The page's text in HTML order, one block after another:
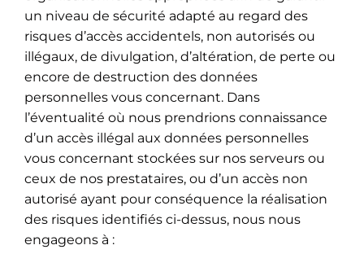
un niveau de sécurité adapté au regard des
risques d’accès accidentels, non autorisés ou
illégaux, de divulgation, d’altération, de perte ou
encore de destruction des données
personnelles vous concernant. Dans
l’éventualité où nous prendrions connaissance
d’un accès illégal aux données personnelles
vous concernant stockées sur nos serveurs ou
ceux de nos prestataires, ou d’un accès non
autorisé ayant pour conséquence la réalisation
des risques identifiés ci-dessus, nous nous
engageons à :